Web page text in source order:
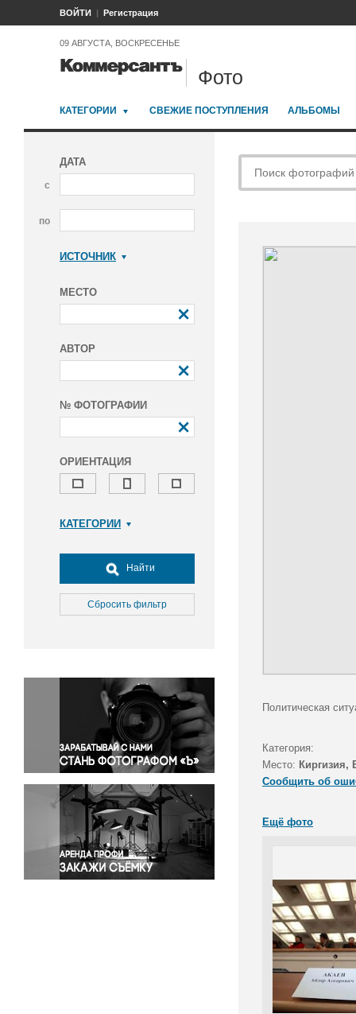
ВОЙТИ Регистрация
09 АВГУСТА, ВОСКРЕСЕНЬЕ
Фото
КАТЕГОРИИ СВЕЖИЕ ПОСТУПЛЕНИЯ АЛЬБОМЫ
ДАТА
с
по
ИСТОЧНИК
МЕСТО
АВТОР
№ ФОТОГРАФИИ
ОРИЕНТАЦИЯ
КАТЕГОРИИ
Досуг, туризм и отдых
Культура
Медицина
Окружающая среда
Политика
Правосудие
Происшествия и конфликты
Религия
Светская жизнь
Спорт
Экология
Экономика и бизнес
Найти
Сбросить фильтр
Политическая
Категория:
Место: Киргизия,
Сообщить об
Ещё фото